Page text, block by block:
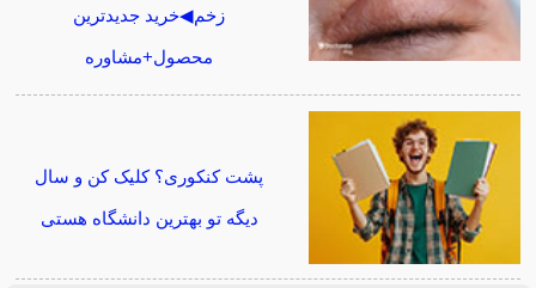
زخم◀خرید جدیدترین
محصول+مشاوره
پشت کنکوری؟ کلیک کن و سال
دیگه تو بهترین دانشگاه هستی